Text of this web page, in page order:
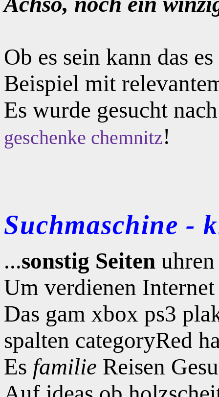
Ob es sein kann das
Beispiel mit
Es wurde gesucht
geschenke chemnitz!
Suchmaschine -
...sonstig Seiten
Um verdienen
Das gam xbox ps3
spalten categoryRed
Es familie Reisen